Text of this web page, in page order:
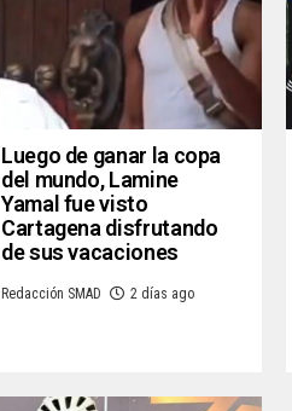
Luego de ganar la copa
del mundo, Lamine
Yamal fue visto
Cartagena disfrutando
de sus vacaciones
Redacción SMAD 2 días ago